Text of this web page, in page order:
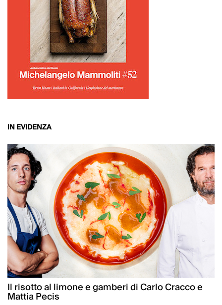
IN EVIDENZA
Il risotto al limone e gamberi di Carlo Cracco e
Mattia Pecis